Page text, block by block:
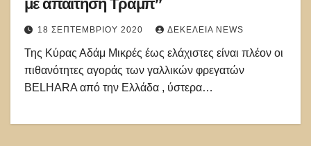
με απαίτηση Τραμπ”
18 ΣΕΠΤΕΜΒΡΊΟΥ 2020 ΔΕΚΈΛΕΙΑ NEWS
Της Κύρας Αδάμ Μικρές έως ελάχιστες είναι πλέον οι
πιθανότητες αγοράς των γαλλικών φρεγατών
BELHARA από την Ελλάδα , ύστερα…